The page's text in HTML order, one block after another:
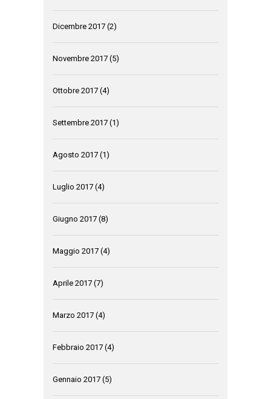
Dicembre 2017 (2)
Novembre 2017 (5)
Ottobre 2017 (4)
Settembre 2017 (1)
Agosto 2017 (1)
Luglio 2017 (4)
Giugno 2017 (8)
Maggio 2017 (4)
Aprile 2017 (7)
Marzo 2017 (4)
Febbraio 2017 (4)
Gennaio 2017 (5)